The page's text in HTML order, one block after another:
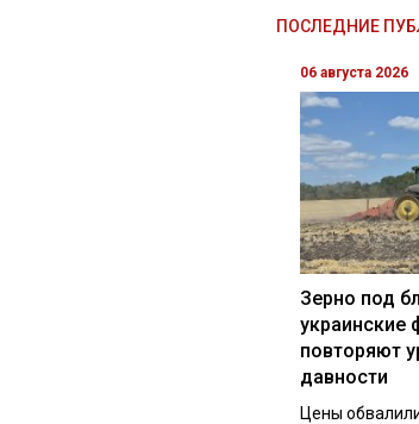
ПОСЛЕДНИЕ
06 августа 2026
Зерно под
украинские
повторяют
давности
Цены